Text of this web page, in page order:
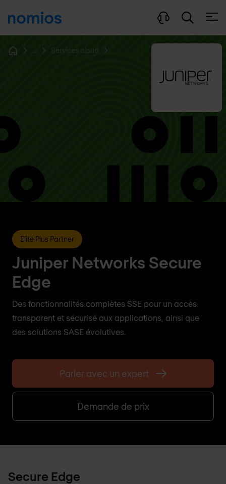
... Services cloud
Elite Plus Partner
Juniper Networks Secure
Edge
Des fonctionnalités complètes SSE pour un accès
transparent et sécurisé aux applications, ainsi que
des solutions SASE évolutives.
Parler avec un expert
Demande de prix
Secure Edge